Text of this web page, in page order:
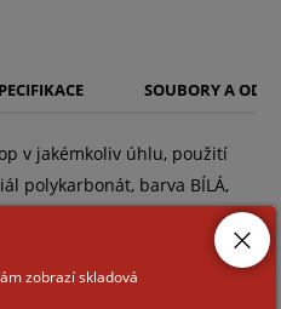
SOUBORY A
v jakémkoliv úhlu, použití
polykarbonát, barva BÍLÁ,
zobrazí skladová